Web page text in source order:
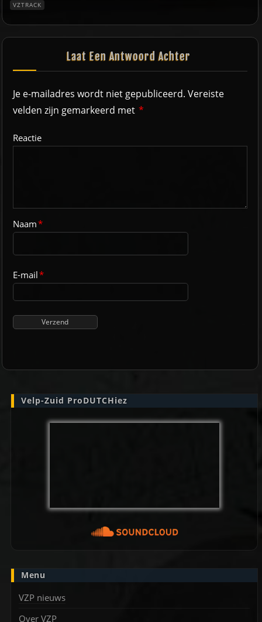
VZTRACK
Laat Een Antwoord Achter
Je e-mailadres wordt niet gepubliceerd. Vereiste
velden zijn gemarkeerd met *
Reactie
Naam*
E-mail*
Velp-Zuid ProDUTCHiez
Menu
VZP nieuws
Over VZP